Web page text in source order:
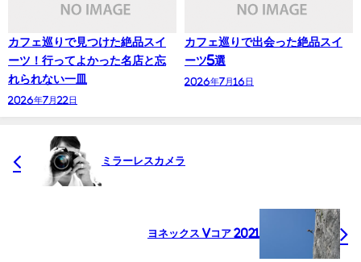
カフェ巡りで見つけた絶品スイ
ーツ！行ってよかった名店と忘
れられない一皿
2026年7月22日
カフェ巡りで出会った絶品スイ
ーツ5選
2026年7月16日
ミラーレスカメラ
ヨネックス Vコア 2021